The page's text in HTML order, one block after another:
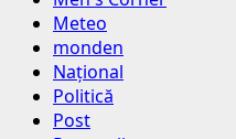
Meteo
monden
Național
Politică
Post